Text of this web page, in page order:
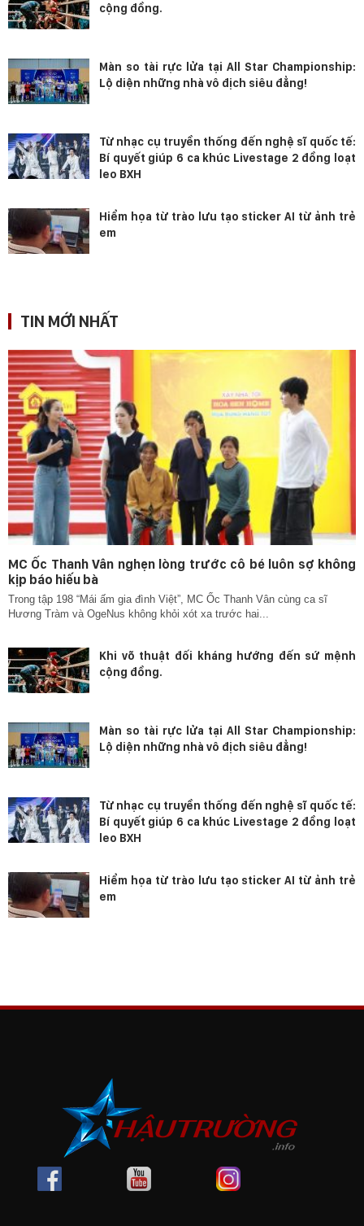
cộng đồng.
Màn so tài rực lửa tại All Star Championship:
Lộ diện những nhà vô địch siêu đẳng!
Từ nhạc cụ truyền thống đến nghệ sĩ quốc tế:
Bí quyết giúp 6 ca khúc Livestage 2 đồng loạt
leo BXH
Hiểm họa từ trào lưu tạo sticker AI từ ảnh trẻ
em
TIN MỚI NHẤT
MC Ốc Thanh Vân nghẹn lòng trước cô bé luôn sợ không
kịp báo hiếu bà
Trong tập 198 “Mái ấm gia đình Việt”, MC Ốc Thanh Vân cùng ca sĩ
Hương Tràm và OgeNus không khỏi xót xa trước hai...
Khi võ thuật đối kháng hướng đến sứ mệnh
cộng đồng.
Màn so tài rực lửa tại All Star Championship:
Lộ diện những nhà vô địch siêu đẳng!
Từ nhạc cụ truyền thống đến nghệ sĩ quốc tế:
Bí quyết giúp 6 ca khúc Livestage 2 đồng loạt
leo BXH
Hiểm họa từ trào lưu tạo sticker AI từ ảnh trẻ
em